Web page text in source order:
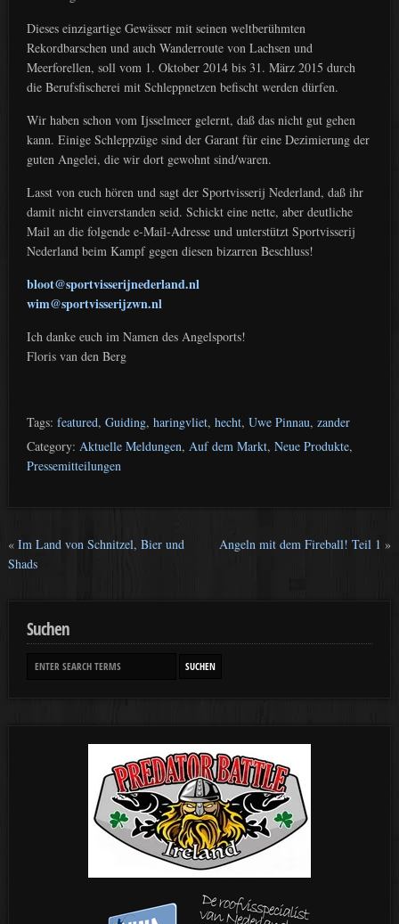
Dieses einzigartige Gewässer mit seinen weltberühmten
Rekordbarschen und auch Wanderroute von Lachsen und
Meerforellen, soll vom 1. Oktober 2014 bis 31. März 2015 durch
die Berufsfischerei mit Schleppnetzen befischt werden dürfen.
Wir haben schon vom Ijsselmeer gelernt, daß das nicht gut gehen
kann. Einige Schleppzüge sind der Garant für eine Dezimierung der
guten Angelei, die wir dort gewohnt sind/waren.
Lasst von euch hören und sagt der Sportvisserij Nederland, daß ihr
damit nicht einverstanden seid. Schickt eine nette, aber deutliche
Mail an die folgende e-Mail-Adresse und unterstützt Sportvisserij
Nederland beim Kampf gegen diesen bizarren Beschluss!
bloot@sportvisserijnederland.nl
wim@sportvisserijzwn.nl
Ich danke euch im Namen des Angelsports!
Floris van den Berg
Tags: featured, Guiding, haringvliet, hecht, Uwe Pinnau, zander
Category: Aktuelle Meldungen, Auf dem Markt, Neue Produkte,
Pressemitteilungen
« Im Land von Schnitzel, Bier und
Shads
Angeln mit dem Fireball! Teil 1 »
Suchen